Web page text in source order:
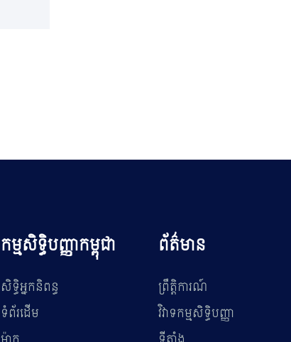
កម្មសិទ្ធិបញ្ញាកម្ពុជា
សិទ្ធិអ្នកនិពន្ធ
ទំព័រដើម
ព័ត៌មាន
ព្រឹត្តិការណ៍
វិវាទកម្មសិទ្ធិបញ្ញា